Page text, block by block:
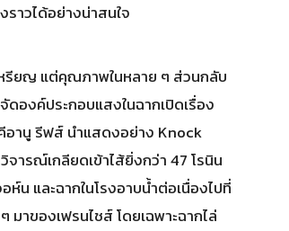
ราวได้อย่างน่าสนใจ
รียญ แต่คุณภาพในหลาย ๆ ส่วนกลับ
ดองค์ประกอบแสงในฉากเปิดเรื่อง
านู รีฟส์ นำแสดงอย่าง Knock
ารณ์เกลียดเข้าไส้ยิ่งกว่า 47 โรนิน
น และฉากในโรงอาบนํ้าต่อเนื่องไปที่
มาของเฟรนไชส์ โดยเฉพาะฉากไล่